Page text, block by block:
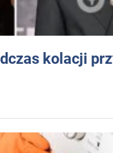
kolacji